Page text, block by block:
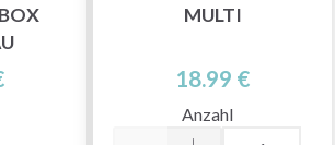
MULTI
18.99 €
Anzahl